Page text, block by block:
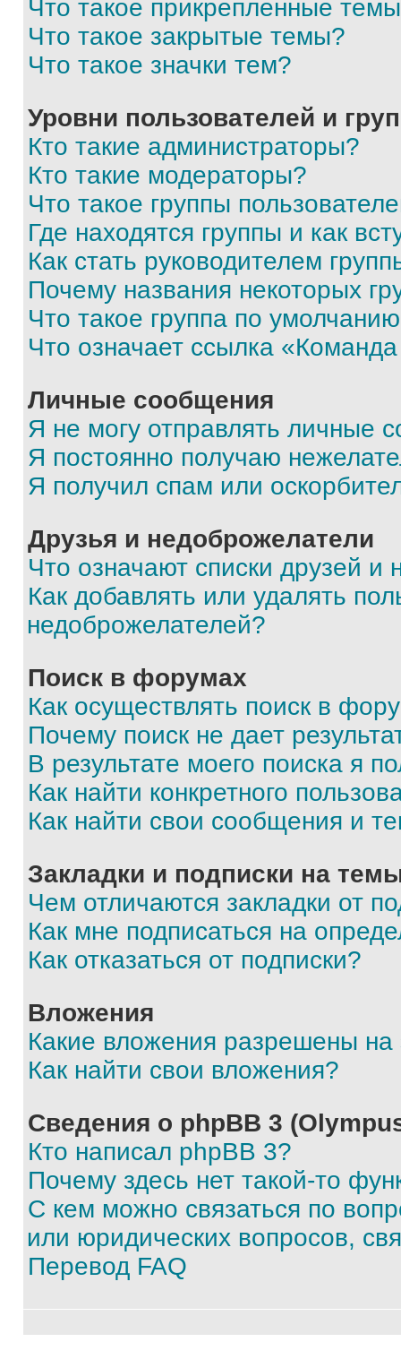
Что такое прикрепленные
Что такое закрытые темы?
Что такое значки тем?
Уровни пользователей и
Кто такие администраторы?
Кто такие модераторы?
Что такое группы
Где находятся группы и как
Как стать руководителем
Почему названия некоторых
Что такое группа по
Что означает ссылка
Личные сообщения
Я не могу отправлять личные
Я постоянно получаю
Я получил спам или
Друзья и недоброжелатели
Что означают списки друзей и
Как добавлять или удалять
недоброжелателей?
Поиск в форумах
Как осуществлять поиск в
Почему поиск не дает
В результате моего поиска я
Как найти конкретного
Как найти свои сообщения и
Закладки и подписки на
Чем отличаются закладки от
Как мне подписаться на
Как отказаться от подписки?
Вложения
Какие вложения разрешены
Как найти свои вложения?
Сведения о phpBB 3
Кто написал phpBB 3?
Почему здесь нет такой-то
С кем можно связаться по
или юридических вопросов,
Перевод FAQ